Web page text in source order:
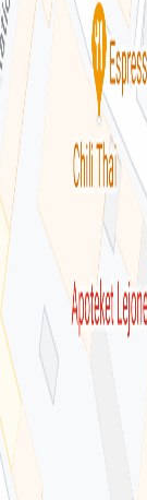
Inga omdömen
upplevelse!
Lämna omdöme
Hitta till
Klicka på kartan
klicka för att öppna
en interaktiv karta
Se på kartan
Uppgifter från
Sveriges största
hälsa.
Snabblänkar
Anslut mottagning